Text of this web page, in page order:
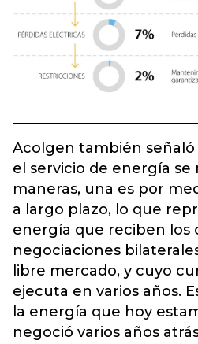
Acolgen también
el servicio de energía se
maneras, una es por
a largo plazo, lo que
energía que reciben los
negociaciones
libre mercado, y cuyo
ejecuta en varios años.
la energía que hoy
negoció varios años